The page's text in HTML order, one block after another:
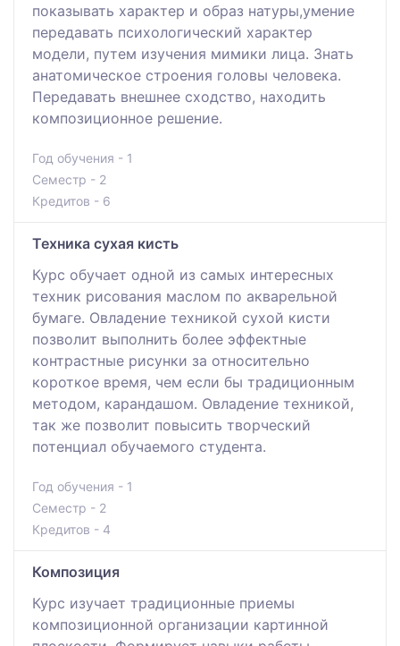
показывать характер и образ натуры,умение
передавать психологический характер
модели, путем изучения мимики лица. Знать
анатомическое строения головы человека.
Передавать внешнее сходство, находить
композиционное решение.
Год обучения - 1
Семестр - 2
Кредитов - 6
Техника сухая кисть
Курс обучает одной из самых интересных
техник рисования маслом по акварельной
бумаге. Овладение техникой сухой кисти
позволит выполнить более эффектные
контрастные рисунки за относительно
короткое время, чем если бы традиционным
методом, карандашом. Овладение техникой,
так же позволит повысить творческий
потенциал обучаемого студента.
Год обучения - 1
Семестр - 2
Кредитов - 4
Композиция
Курс изучает традиционные приемы
композиционной организации картинной